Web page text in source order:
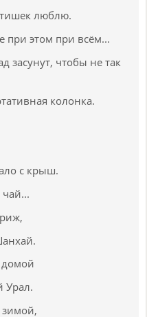
люблю.
этом при всём...
засунут, чтобы не так
колонка.
с крыш.
домой
Урал.